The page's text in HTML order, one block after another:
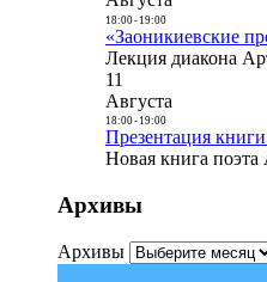
18:00- 19:00
«Заоникиевские
Лекция диакона
11
Августа
18:00- 19:00
Презентация
Новая книга
Архивы
Архивы